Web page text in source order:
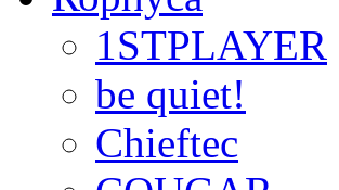
1STPLAYER
be quiet!
Chieftec